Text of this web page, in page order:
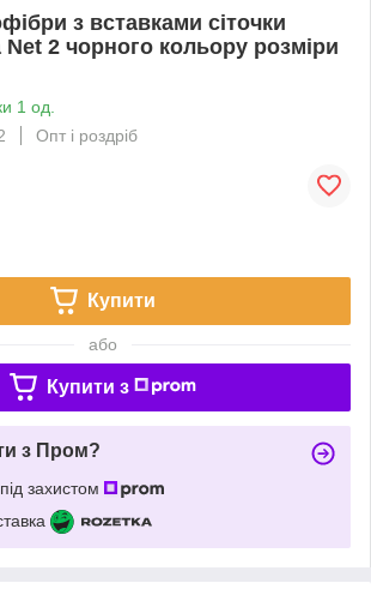
з вставками сіточки
2 чорного кольору розміри
1 од.
Опт і роздріб
Купити
або
Купити з
з Пром?
захистом